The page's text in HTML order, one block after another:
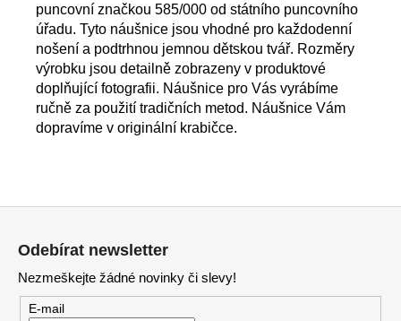
puncovní značkou 585/000 od státního puncovního
úřadu. Tyto náušnice jsou vhodné pro každodenní
nošení a podtrhnou jemnou dětskou tvář. Rozměry
výrobku jsou detailně zobrazeny v produktové
doplňující fotografii. Náušnice pro Vás vyrábíme
ručně za použití tradičních metod. Náušnice Vám
dopravíme v originální krabičce.
Odebírat newsletter
Nezmeškejte žádné novinky či slevy!
E-mail